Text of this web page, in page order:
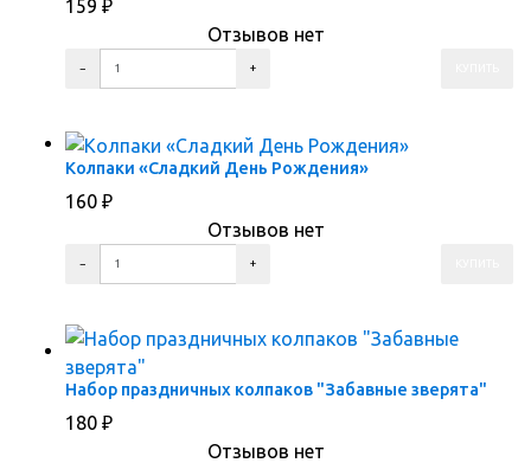
159 ₽
Отзывов нет
Колпаки «Сладкий День Рождения»
160 ₽
Отзывов нет
Набор праздничных колпаков "Забавные зверята"
180 ₽
Отзывов нет